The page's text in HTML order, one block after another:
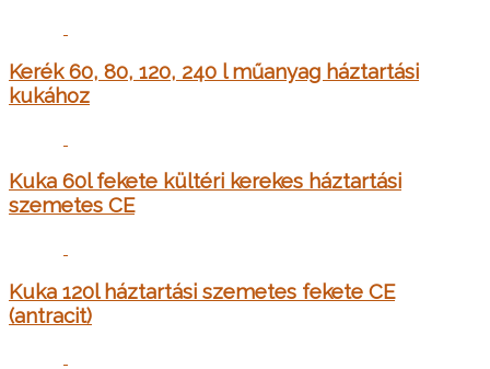
Kerék 60, 80, 120, 240 l műanyag háztartási
kukához
Kuka 60l fekete kültéri kerekes háztartási
szemetes CE
Kuka 120l háztartási szemetes fekete CE
(antracit)